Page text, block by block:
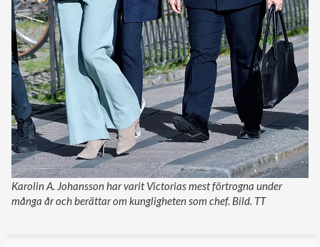
Karolin A. Johansson har varit Victorias mest förtrogna under
många år och berättar om kungligheten som chef. Bild. TT